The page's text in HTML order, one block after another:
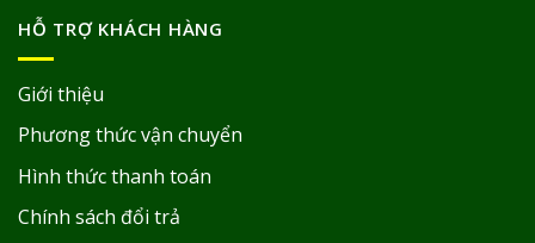
HỖ TRỢ KHÁCH HÀNG
Giới thiệu
Phương thức vận chuyển
Hình thức thanh toán
Chính sách đổi trả